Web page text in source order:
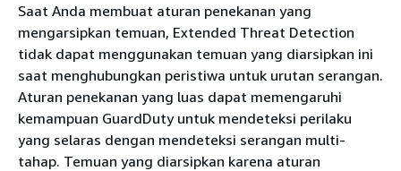
Saat Anda membuat aturan penekanan yang
mengarsipkan temuan, Extended Threat Detection
tidak dapat menggunakan temuan yang diarsipkan ini
saat menghubungkan peristiwa untuk urutan serangan.
Aturan penekanan yang luas dapat memengaruhi
kemampuan GuardDuty untuk mendeteksi perilaku
yang selaras dengan mendeteksi serangan multi-
tahap. Temuan yang diarsipkan karena aturan